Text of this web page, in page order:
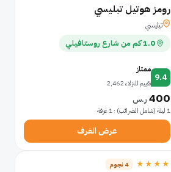
رومز هوتيل تبليسي
تبليسي
1.0 كم من شارع روستافيلي
9.4
ممتاز
تقييم للنزلاء 2,462
400 ر.س
1 ليلة (شامل الضرائب) · 1 غرفة
عرض الغرف
★★★★ 4 نجوم